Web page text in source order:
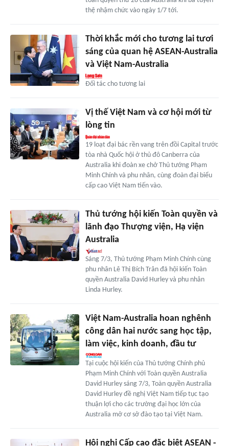
thệ nhậm chức vào ngày 1/7 tới.
Thời khắc mới cho tương lai tươi
sáng của quan hệ ASEAN-Australia
và Việt Nam-Australia
Đối tác cho tương lai
Vị thế Việt Nam và cơ hội mới từ
lòng tin
19 loạt đại bác rền vang trên đồi Capital trước
tòa nhà Quốc hội ở thủ đô Canberra của
Australia khi đoàn xe chở Thủ tướng Phạm
Minh Chính và phu nhân, cùng đoàn đại biểu
cấp cao Việt Nam tiến vào.
Thủ tướng hội kiến Toàn quyền và
lãnh đạo Thượng viện, Hạ viện
Australia
Sáng 7/3, Thủ tướng Phạm Minh Chính cùng
phu nhân Lê Thị Bích Trân đã hội kiến Toàn
quyền Australia David Hurley và phu nhân
Linda Hurley.
Việt Nam-Australia hoan nghênh
công dân hai nước sang học tập,
làm việc, kinh doanh, đầu tư
Tại cuộc hội kiến của Thủ tướng Chính phủ
Phạm Minh Chính với Toàn quyền Australia
David Hurley sáng 7/3, Toàn quyền Australia
David Hurley đề nghị Việt Nam tiếp tục tạo
thuận lợi cho các trường đại học lớn của
Australia mở cơ sở đào tạo tại Việt Nam.
Hội nghị Cấp cao đặc biệt ASEAN -